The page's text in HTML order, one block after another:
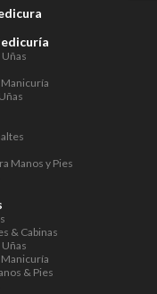
Manos y Pies
& Cabinas
& Pies